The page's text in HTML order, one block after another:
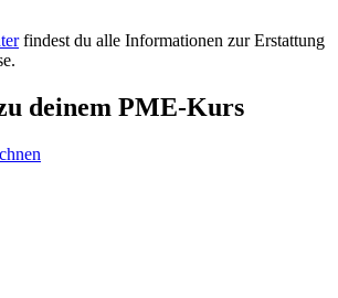
findest du alle Informationen zur Erstattung
deinem PME-Kurs